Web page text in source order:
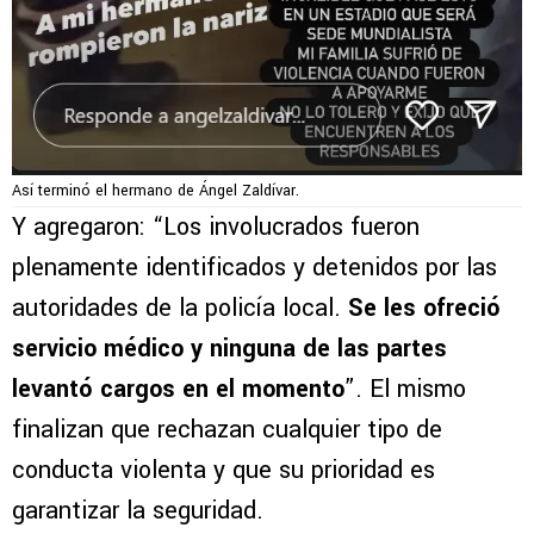
Así terminó el hermano de Ángel Zaldívar.
Y agregaron: “Los involucrados fueron
plenamente identificados y detenidos por las
autoridades de la policía local. Se les ofreció
servicio médico y ninguna de las partes
levantó cargos en el momento”. El mismo
finalizan que rechazan cualquier tipo de
conducta violenta y que su prioridad es
garantizar la seguridad.